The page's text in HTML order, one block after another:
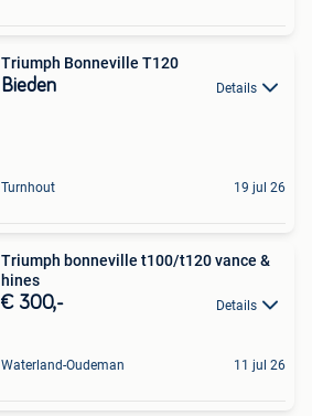
Triumph Bonneville T120
Bieden Details
Turnhout 19 jul 26
Triumph bonneville t100/t120 vance &
hines
€ 300,- Details
Waterland-Oudeman 11 jul 26